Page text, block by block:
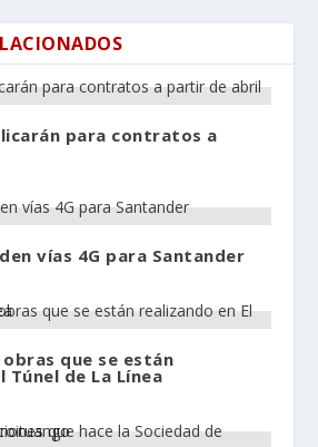
para contratos a
vías 4G para Santander
que se están
Túnel de La Línea